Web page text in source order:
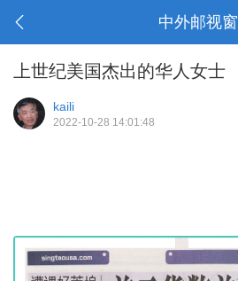
中外邮视窗
上世纪美国杰出的华人女士
kaili
2022-10-28 14:01:48